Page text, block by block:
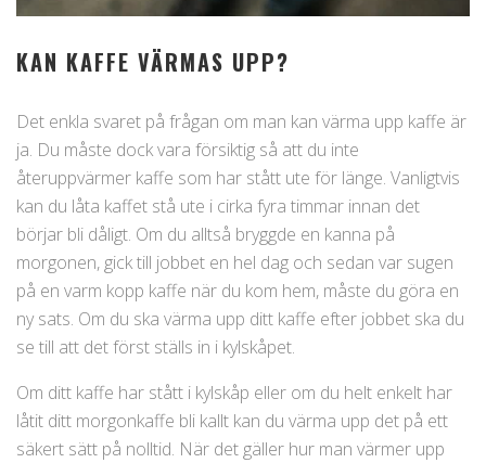
KAN KAFFE VÄRMAS UPP?
Det enkla svaret på frågan om man kan värma upp kaffe är
ja. Du måste dock vara försiktig så att du inte
återuppvärmer kaffe som har stått ute för länge. Vanligtvis
kan du låta kaffet stå ute i cirka fyra timmar innan det
börjar bli dåligt. Om du alltså bryggde en kanna på
morgonen, gick till jobbet en hel dag och sedan var sugen
på en varm kopp kaffe när du kom hem, måste du göra en
ny sats. Om du ska värma upp ditt kaffe efter jobbet ska du
se till att det först ställs in i kylskåpet.
Om ditt kaffe har stått i kylskåp eller om du helt enkelt har
låtit ditt morgonkaffe bli kallt kan du värma upp det på ett
säkert sätt på nolltid. När det gäller hur man värmer upp